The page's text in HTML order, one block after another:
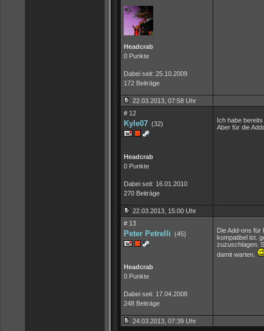
Headcrab
0 Punkte
Dabei seit: 25.10.2009
172 Beiträge
22.03.2013, 07:58 Uhr
# 12
Kyle07 (32)
Headcrab
0 Punkte
Dabei seit: 16.01.2010
270 Beiträge
Ich habe
Aber für die
22.03.2013, 15:00 Uhr
# 13
Peter Petrelli (45)
Headcrab
0 Punkte
Dabei seit: 17.04.2008
248 Beiträge
Die Add-ons für
kompatibel ist.
zuzuschlagen.
damit warten.
24.03.2013, 07:39 Uhr